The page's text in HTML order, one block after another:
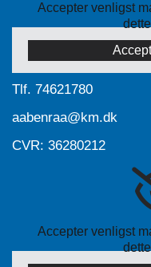
Accepter venligst
Tlf. 74621780
aabenraa@km.dk
CVR: 36280212
Accepter venligst